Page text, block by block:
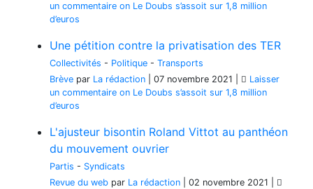
un commentaire on Le Doubs s’assoit sur 1,8 million
d’euros
Une pétition contre la privatisation des TER
Collectivités - Politique - Transports
Brève par La rédaction 07 novembre 2021
Laisser
un commentaire on Le Doubs s’assoit sur 1,8 million
d’euros
L'ajusteur bisontin Roland Vittot au panthéon
du mouvement ouvrier
Partis - Syndicats
Revue du web par La rédaction 02 novembre 2021